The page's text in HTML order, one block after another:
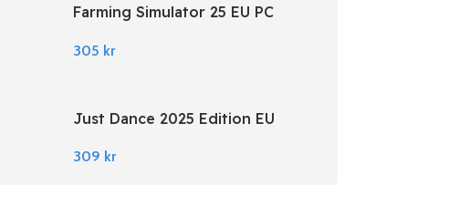
Farming Simulator 25 EU PC
305 kr
Just Dance 2025 Edition EU
309 kr